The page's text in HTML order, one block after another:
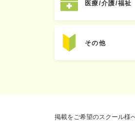
医療/介護/福祉
その他
掲載をご希望のスクール様